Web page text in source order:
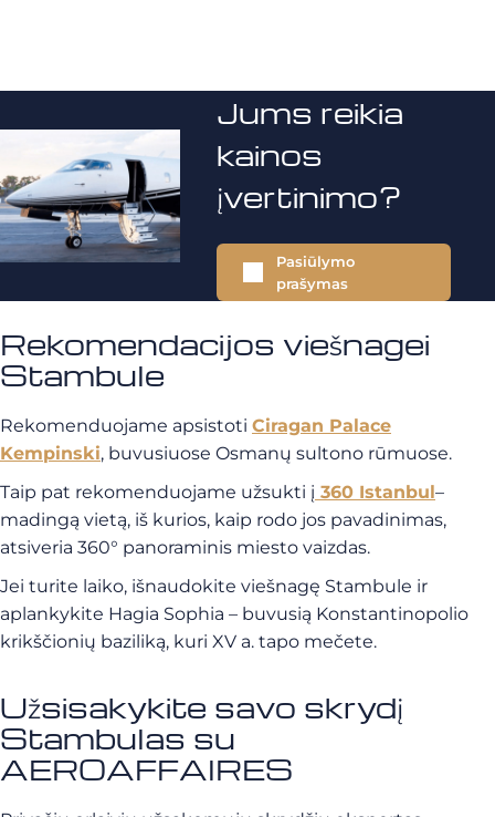
Jums reikia
kainos
įvertinimo?
Pasiūlymo
prašymas
Rekomendacijos viešnagei
Stambule
Rekomenduojame apsistoti Ciragan Palace
Kempinski, buvusiuose Osmanų sultono rūmuose.
Taip pat rekomenduojame užsukti į 360 Istanbul–
madingą vietą, iš kurios, kaip rodo jos pavadinimas,
atsiveria 360° panoraminis miesto vaizdas.
Jei turite laiko, išnaudokite viešnagę Stambule ir
aplankykite Hagia Sophia – buvusią Konstantinopolio
krikščionių baziliką, kuri XV a. tapo mečete.
Užsisakykite savo skrydį
Stambulas su
AEROAFFAIRES